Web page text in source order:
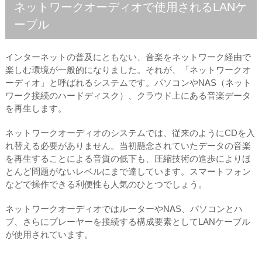
ネットワークオーディオで使用されるLANケ
ーブル
インターネットの普及にともない、音楽をネットワーク経由で
楽しむ環境が一般的になりました。それが、「ネットワークオ
ーディオ」と呼ばれるシステムです。パソコンやNAS（ネット
ワーク接続のハードディスク）、クラウド上にある音楽データ
を再生します。
ネットワークオーディオのシステムでは、従来のようにCDを入
れ替える必要がありません。当初懸念されていたデータの音楽
を再生することによる音質の低下も、圧縮技術の進歩によりほ
とんど問題がないレベルにまで達しています。スマートフォン
などで操作できる利便性も人気のひとつでしょう。
ネットワークオーディオではルーターやNAS、パソコンとハ
ブ、さらにプレーヤーを接続する構成要素としてLANケーブル
が使用されています。